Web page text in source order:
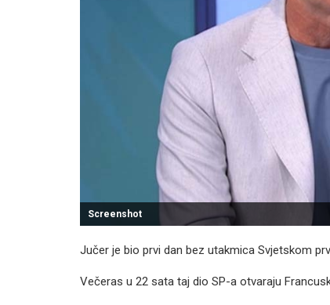
Screenshot
Jučer je bio prvi dan bez utakmica Svjetskom
Večeras u 22 sata taj dio SP-a otvaraju